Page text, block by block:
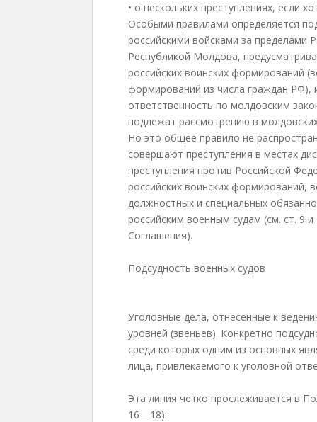
• о нескольких преступлениях, если
Особыми правилами определяется
российскими войсками за пределами
Республикой Молдова,
российских воинских формирований
формирований из числа граждан РФ),
ответственность по молдовским
подлежат рассмотрению в
Но это общее правило не
совершают преступления в местах
преступления против Российской
российских воинских формирований,
должностных и специальных
российским военным судам (см. ст. 9 и
Соглашения).
Подсудность военных судов
Уголовные дела, отнесенные к
уровней (звеньев). Конкретно
среди которых одним из основных
лица, привлекаемого к уголовной
Эта линия четко прослеживается в
16—18):